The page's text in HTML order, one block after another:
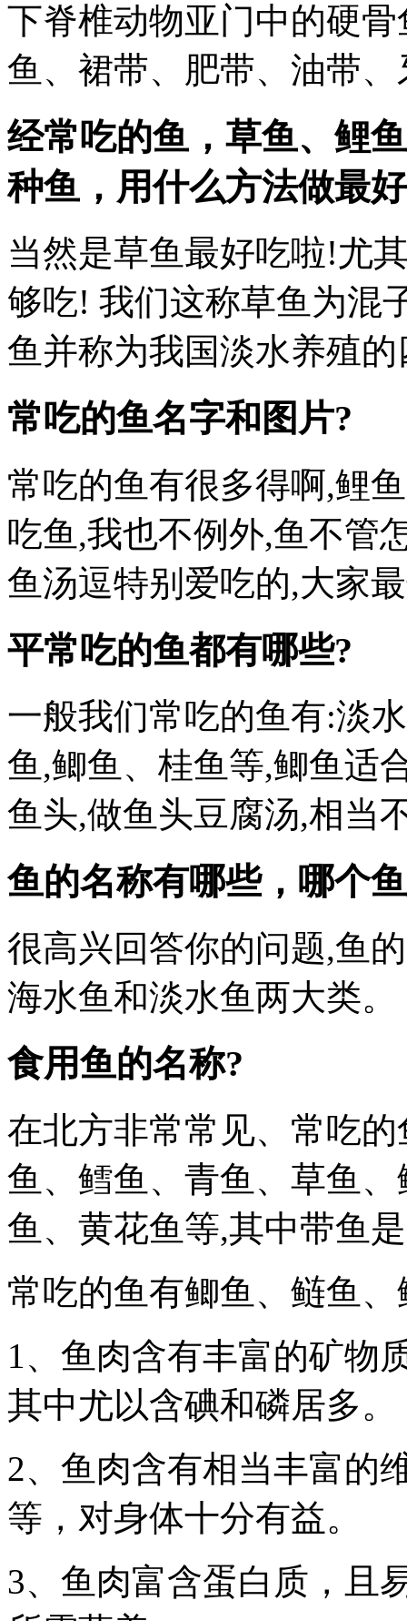
下脊椎动物亚门中的硬
鱼、裙带、肥带、油带、
经常吃的鱼，草鱼、鲤
种鱼，用什么方法做最
当然是草鱼最好吃啦!尤
够吃! 我们这称草鱼为混
鱼并称为我国淡水养殖
常吃的鱼名字和图片?
常吃的鱼有很多得啊,鲤
吃鱼,我也不例外,鱼不管
鱼汤逗特别爱吃的,大家
平常吃的鱼都有哪些?
一般我们常吃的鱼有:淡
鱼,鲫鱼、桂鱼等,鲫鱼适
鱼头,做鱼头豆腐汤,相当
鱼的名称有哪些，哪个
很高兴回答你的问题,鱼
海水鱼和淡水鱼两大类
食用鱼的名称?
在北方非常常见、常吃
鱼、鳕鱼、青鱼、草鱼
鱼、黄花鱼等,其中带鱼
常吃的鱼有鲫鱼、鲢鱼
1、鱼肉含有丰富的矿物
其中尤以含碘和磷居多。
2、鱼肉含有相当丰富的
等，对身体十分有益。
3、鱼肉富含蛋白质，且